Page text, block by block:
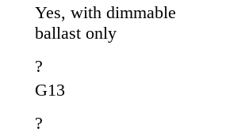
Yes, with dimmable
ballast only
?
G13
?